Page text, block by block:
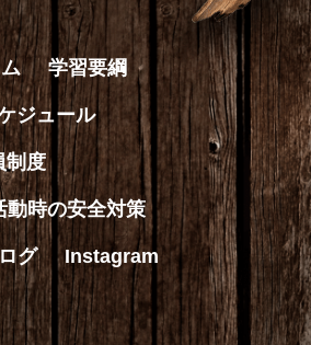
学習要綱
ジュール
制度
動時の安全対策
グ Instagram